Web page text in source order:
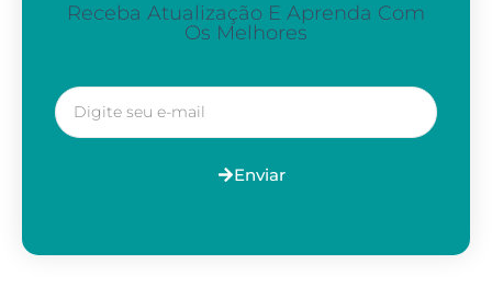
Receba Atualização E Aprenda Com
Os Melhores
Enviar